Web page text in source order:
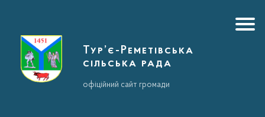
Тур’є-Реметівська
сільська рада
офіційний сайт громади